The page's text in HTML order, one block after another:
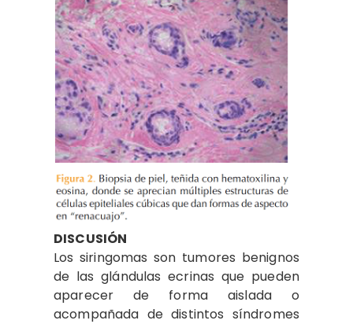
DISCUSIÓN
Los siringomas son tumores benignos
de las glándulas ecrinas que pueden
aparecer de forma aislada o
acompañada de distintos síndromes